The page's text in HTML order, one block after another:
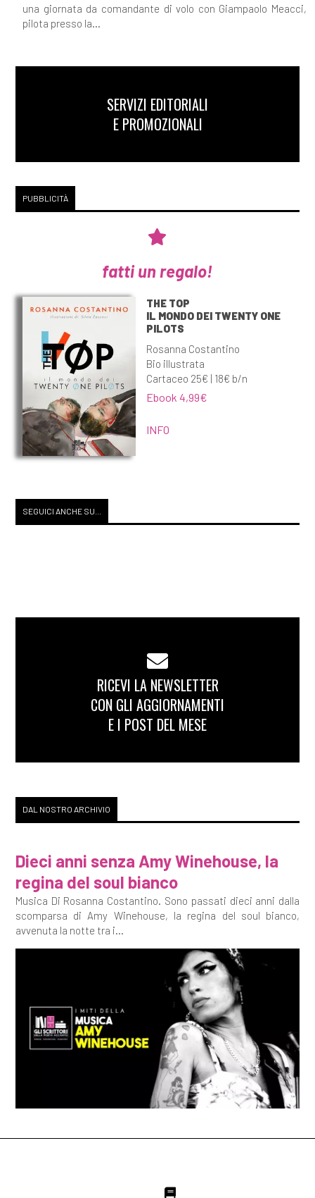
una giornata da comandante di volo con Giampaolo Meacci,
pilota presso la...
SERVIZI EDITORIALI
E PROMOZIONALI
PUBBLICITÀ
fatti un regalo!
THE TOP
IL MONDO DEI TWENTY ONE
PILOTS
Rosanna Costantino
Bio illustrata
Cartaceo 25€ | 18€ b/n
Ebook 4,99€
INFO
SEGUICI ANCHE SU...
RICEVI LA NEWSLETTER
CON GLI AGGIORNAMENTI
E I POST DEL MESE
DAL NOSTRO ARCHIVIO
Dieci anni senza Amy Winehouse, la
regina del soul bianco
Musica Di Rosanna Costantino. Sono passati dieci anni dalla
scomparsa di Amy Winehouse, la regina del soul bianco,
avvenuta la notte tra i...